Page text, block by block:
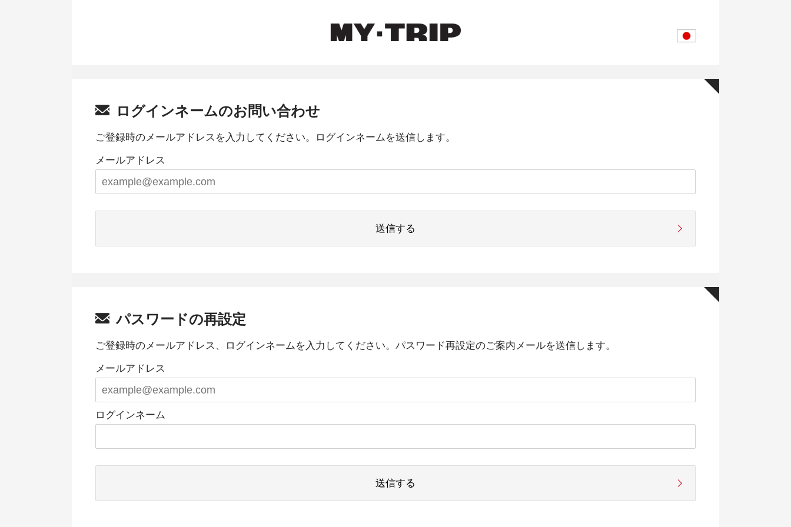
ログインネームのお問い合わせ
ご登録時のメールアドレスを入力してください。ログインネームを送信します。
メールアドレス
送信する
パスワードの再設定
ご登録時のメールアドレス、ログインネームを入力してください。パスワード再設定のご案内メールを送信します。
メールアドレス
ログインネーム
送信する